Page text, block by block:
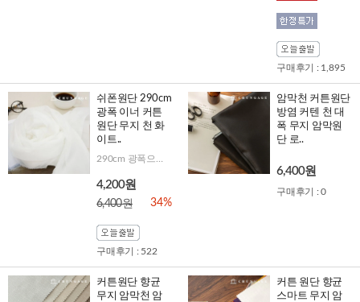
구매후기 : 1,895
쉬폰원단 290cm
광폭 이너 커튼
원단 무지 천 화
이트..
4,200원
6,400원 34%
구매후기 : 522
암막천 커튼원단
방염 커텐 천 대
폭 무지 암막원
단 로..
6,400원
구매후기 : 0
커튼원단 향균
무지 암막천 암
커튼 원단 향균
스마트 무지 암